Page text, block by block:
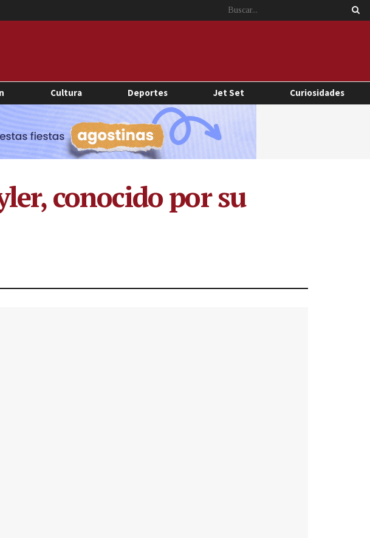
Cultura Deportes Jet Set Curiosidades
conocido por su